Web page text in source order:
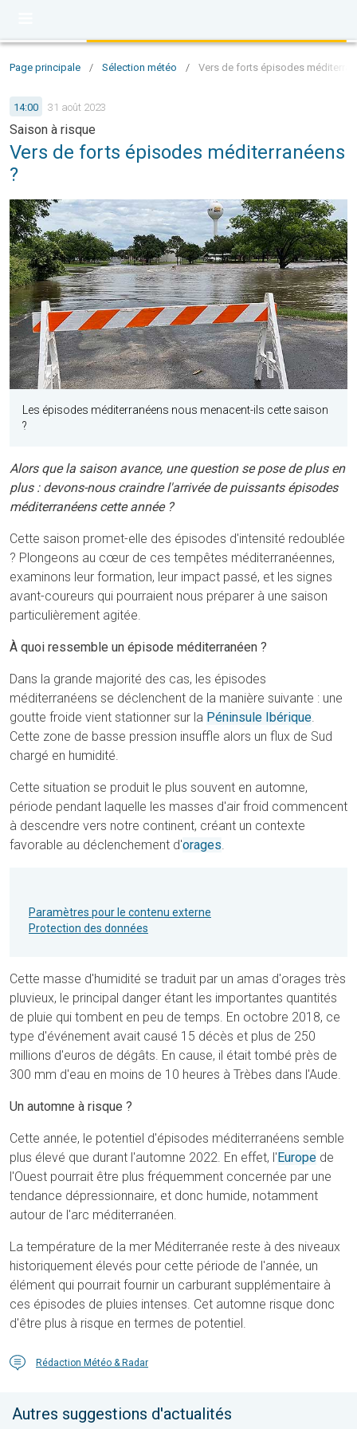
Page principale / Sélection météo / Vers de forts épisodes
14:00 31 août 2023
Saison à risque
Vers de forts épisodes méditerranéens
?
Les épisodes méditerranéens nous menacent-ils cette saison
?
Alors que la saison avance, une question se pose de plus en
plus : devons-nous craindre l'arrivée de puissants épisodes
méditerranéens cette année ?
Cette saison promet-elle des épisodes d'intensité redoublée
? Plongeons au cœur de ces tempêtes méditerranéennes,
examinons leur formation, leur impact passé, et les signes
avant-coureurs qui pourraient nous préparer à une saison
particulièrement agitée.
À quoi ressemble un épisode méditerranéen ?
Dans la grande majorité des cas, les épisodes
méditerranéens se déclenchent de la manière suivante : une
goutte froide vient stationner sur la Péninsule Ibérique.
Cette zone de basse pression insuffle alors un flux de Sud
chargé en humidité.
Cette situation se produit le plus souvent en automne,
période pendant laquelle les masses d'air froid commencent
à descendre vers notre continent, créant un contexte
favorable au déclenchement d'orages.
Paramètres pour le contenu externe
Protection des données
Cette masse d'humidité se traduit par un amas d'orages très
pluvieux, le principal danger étant les importantes quantités
de pluie qui tombent en peu de temps. En octobre 2018, ce
type d'événement avait causé 15 décès et plus de 250
millions d'euros de dégâts. En cause, il était tombé près de
300 mm d'eau en moins de 10 heures à Trèbes dans l'Aude.
Un automne à risque ?
Cette année, le potentiel d'épisodes méditerranéens semble
plus élevé que durant l'automne 2022. En effet, l' Europe de
l'Ouest pourrait être plus fréquemment concernée par une
tendance dépressionnaire, et donc humide, notamment
autour de l'arc méditerranéen.
La température de la mer Méditerranée reste à des niveaux
historiquement élevés pour cette période de l'année, un
élément qui pourrait fournir un carburant supplémentaire à
ces épisodes de pluies intenses. Cet automne risque donc
d'être plus à risque en termes de potentiel.
Rédaction Météo & Radar
Autres suggestions d'actualités